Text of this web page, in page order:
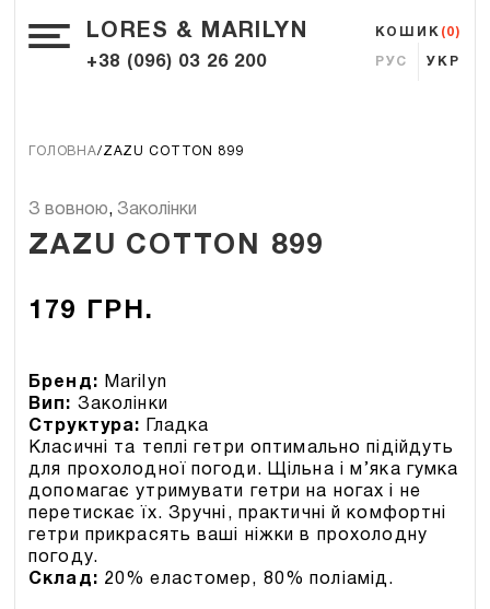
LORES & MARILYN
+38 (096) 03 26 200 РУС УКР
КОШИК (0)
ГОЛОВНА ZAZU COTTON 899
З вовною,Заколінки
ZAZU COTTON 899
179 ГРН.
Бренд:
Marilyn
Вип: Заколінки
Структура:
Гладка
Класичні та теплі гетри оптимально підійдуть
для прохолодної погоди. Щільна і м’яка гумка
допомагає утримувати гетри на ногах і не
перетискає їх. Зручні, практичні й комфортні
гетри прикрасять ваші ніжки в прохолодну
погоду.
Склад: 20% еластомер, 80% поліамід.